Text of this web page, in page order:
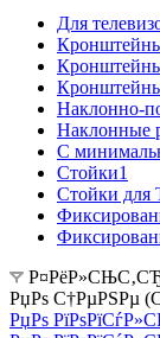
Для
Наклонно-
Наклонные
С
Стойки1
Стойки для
РџРѕ С†РµРЅРµ
РџРѕ